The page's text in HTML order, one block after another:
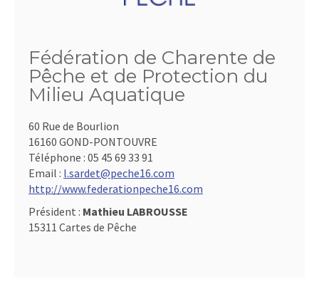
Fédération de Charente de
Pêche et de Protection du
Milieu Aquatique
60 Rue de Bourlion
16160 GOND-PONTOUVRE
Téléphone : 05 45 69 33 91
Email : l.sardet@peche16.com
http://www.federationpeche16.com
Président : Mathieu LABROUSSE
15311 Cartes de Pêche